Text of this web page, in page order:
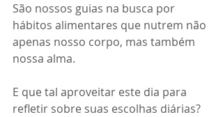
São nossos guias na busca por
hábitos alimentares que nutrem não
apenas nosso corpo, mas também
nossa alma.
E que tal aproveitar este dia para
refletir sobre suas escolhas diárias?